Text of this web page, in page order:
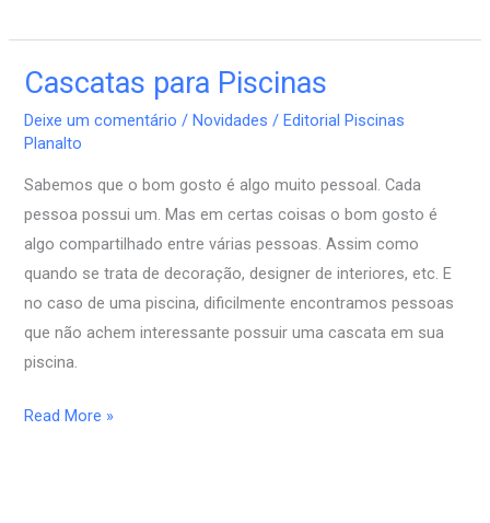
Cascatas para Piscinas
Deixe um comentário /Novidades /Editorial Piscinas
Planalto
Sabemos que o bom gosto é algo muito pessoal. Cada
pessoa possui um. Mas em certas coisas o bom gosto é
algo compartilhado entre várias pessoas. Assim como
quando se trata de decoração, designer de interiores, etc. E
no caso de uma piscina, dificilmente encontramos pessoas
que não achem interessante possuir uma cascata em sua
piscina.
Cascatas
Piscinas
Read More »